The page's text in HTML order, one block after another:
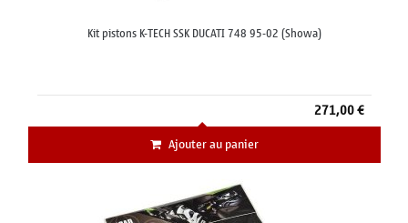
Kit pistons K-TECH SSK DUCATI 748 95-02 (Showa)
271,00 €
Ajouter au panier